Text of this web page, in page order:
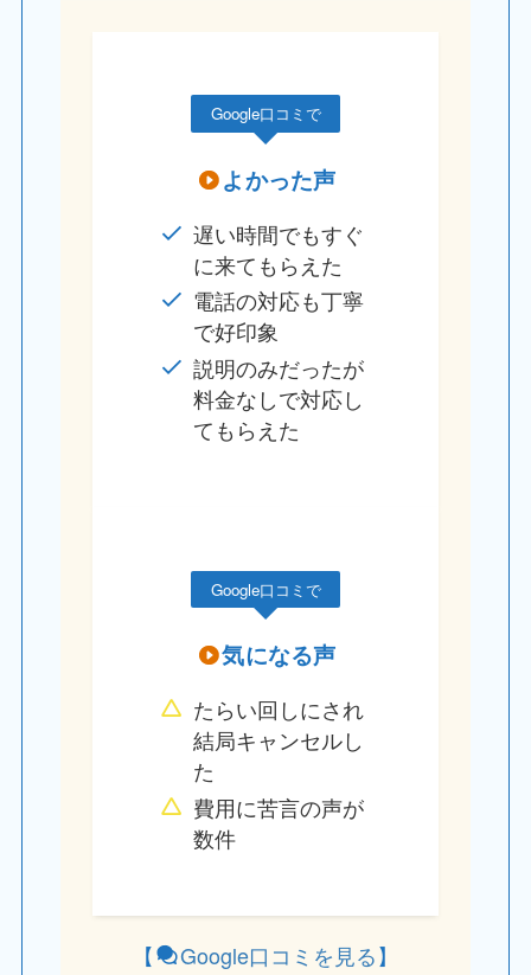
Google口コミで
よかった声
遅い時間でもすぐ
に来てもらえた
電話の対応も丁寧
で好印象
説明のみだったが
料金なしで対応し
てもらえた
Google口コミで
気になる声
たらい回しにされ
結局キャンセルし
た
費用に苦言の声が
数件
【 Google口コミを見る】